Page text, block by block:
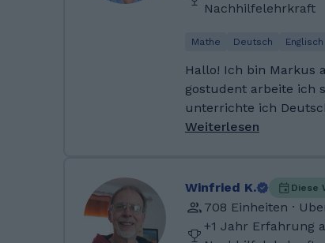
Nachhilfelehrkraft
Mathe Deutsch Englisch
Hallo! Ich bin Markus
gostudent arbeite ich
unterrichte ich
Unterstufe und
habe Abitur und
Wirtschaftsingenieurwesen. Ich
Málaga, Spanien. Ich mache gerne Sport,
Weiterlesen
Winfried K. Diese
708 Einheiten ·
+1 Jahr Erfahrung